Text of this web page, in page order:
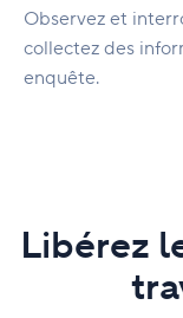
Observez et
collectez des
enquête.
Libérez